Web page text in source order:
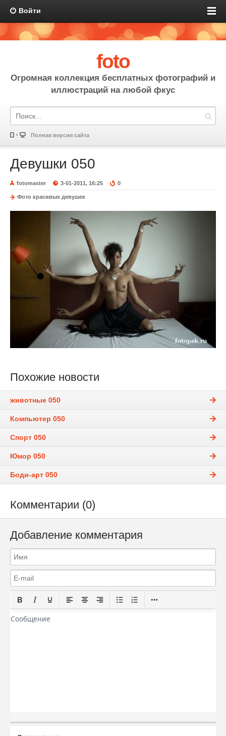
Войти
foto
Огромная коллекция бесплатных фотографий и
иллюстраций на любой фкус
Полная версия сайта
Девушки 050
fotomaster 3-01-2011, 16:25 0
Фото красивых девушек
Похожие новости
животные 050
Компьютер 050
Спорт 050
Юмор 050
Боди-арт 050
Комментарии (0)
Добавление комментария